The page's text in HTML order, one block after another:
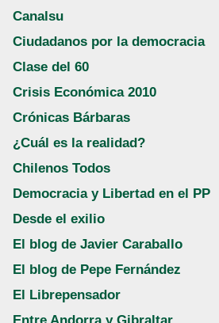
Canalsu
Ciudadanos por la democracia
Clase del 60
Crisis Económica 2010
Crónicas Bárbaras
¿Cuál es la realidad?
Chilenos Todos
Democracia y Libertad en el PP
Desde el exilio
El blog de Javier Caraballo
El blog de Pepe Fernández
El Librepensador